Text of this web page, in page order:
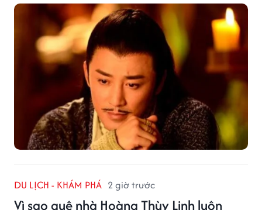
DU LỊCH - KHÁM PHÁ 2 giờ trước
Vì sao quê nhà Hoàng Thùy Linh luôn